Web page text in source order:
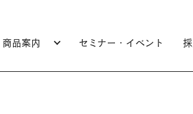
商品案内 セミナー・イベント